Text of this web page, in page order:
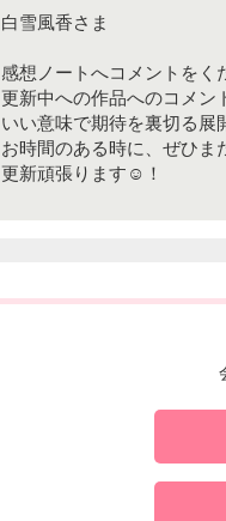
白雪風香さま
感想ノートへコメントをく
更新中への作品へのコメン
いい意味で期待を裏切る展
お時間のある時に、ぜひま
更新頑張ります☺︎！